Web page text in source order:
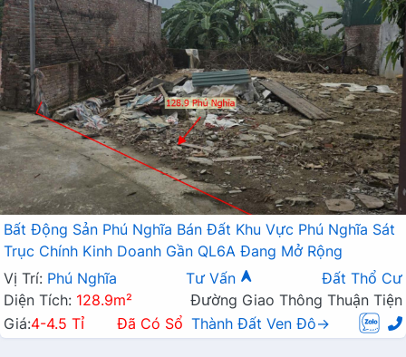
Bất Động Sản Phú Nghĩa Bán Đất Khu Vực Phú Nghĩa Sát
Trục Chính Kinh Doanh Gần QL6A Đang Mở Rộng
Vị Trí: Phú Nghĩa Tư Vấn
Đất Thổ Cư
Diện Tích: 128.9m²
Đường Giao Thông Thuận Tiện
Giá:4-4.5 Tỉ Đã Có Sổ Thành Đất Ven Đô→